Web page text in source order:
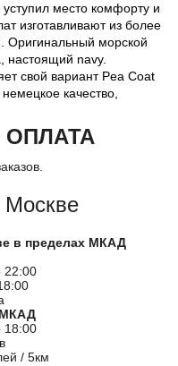
место комфорту и
изготавливают из более
Оригинальный морской
настоящий navy.
свой вариант Pea Coat
качество,
ОПЛАТА
Москве
в пределах МКАД
22:00
МКАД
18:00
/ 5км